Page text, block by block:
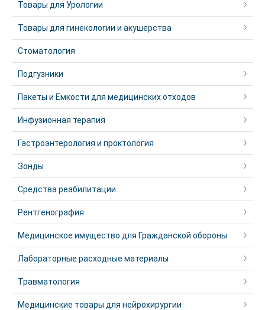
Товары для Урологии
Товары для гинекологии и акушерства
Стоматология
Подгузники
Пакеты и Емкости для медицинских отходов
Инфузионная терапия
Гастроэнтерология и проктология
Зонды
Средства реабилитации
Рентгенография
Медицинское имущество для Гражданской обороны
Лабораторные расходные материалы
Травматология
Медицинские товары для нейрохирургии